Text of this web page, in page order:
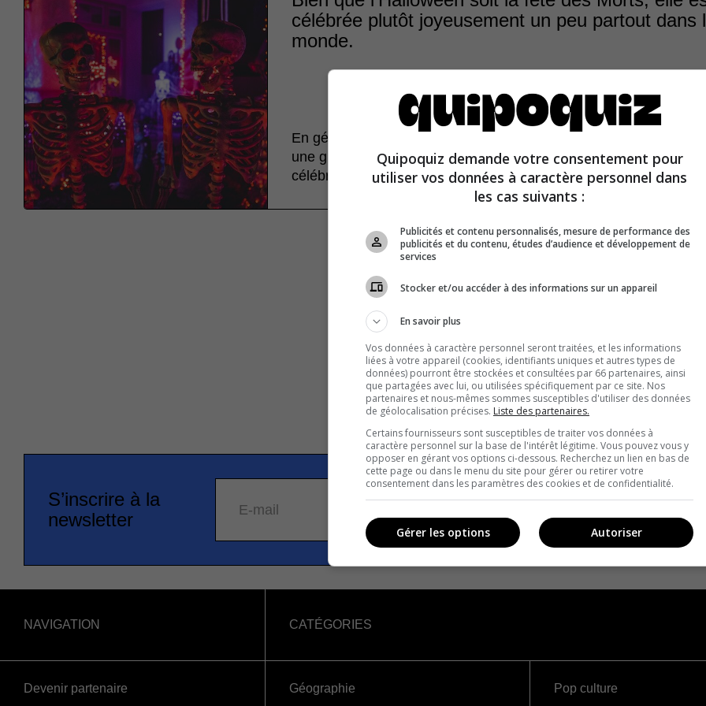
célébrée plutôt joyeusement un peu partout dans
monde.
En général, l’Halloween est aujourd’hui considérée comme un
une grande fête joyeuse ou une occasion de se réunir pour
célébrer.
S’inscrire à la
newsletter
E-mail
NAVIGATION
Devenir partenaire
CATÉGORIES
Géographie
Pop culture
Quipoquiz demande votre consentement pour
utiliser vos données à caractère personnel dans
les cas suivants :
Publicités et contenu personnalisés, mesure de performance des
publicités et du contenu, études d’audience et développement de
services
Stocker et/ou accéder à des informations sur un appareil
En savoir plus
Vos données à caractère personnel seront traitées, et les informations
liées à votre appareil (cookies, identifiants uniques et autres types de
données) pourront être stockées et consultées par 66 partenaires, ainsi
que partagées avec lui, ou utilisées spécifiquement par ce site. Nos
partenaires et nous-mêmes sommes susceptibles d'utiliser des données
de géolocalisation précises. Liste des partenaires.
Certains fournisseurs sont susceptibles de traiter vos données à
caractère personnel sur la base de l'intérêt légitime. Vous pouvez vous y
opposer en gérant vos options ci-dessous. Recherchez un lien en bas de
cette page ou dans le menu du site pour gérer ou retirer votre
consentement dans les paramètres des cookies et de confidentialité.
Autoriser
Gérer les options